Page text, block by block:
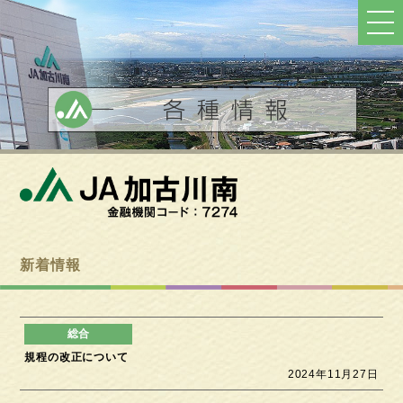
新着情報
規程の改正について
2024年11月27日